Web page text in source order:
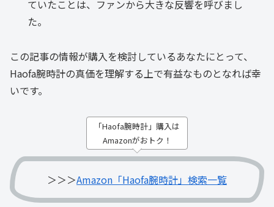
ていたことは、ファンから大きな反響を呼びまし
た。
この記事の情報が購入を検討しているあなたにとって、
Haofa腕時計の真価を理解する上で有益なものとなれば幸
いです。
「Haofa腕時計」購入は
Amazonがおトク！
＞＞＞Amazon「Haofa腕時計」検索一覧